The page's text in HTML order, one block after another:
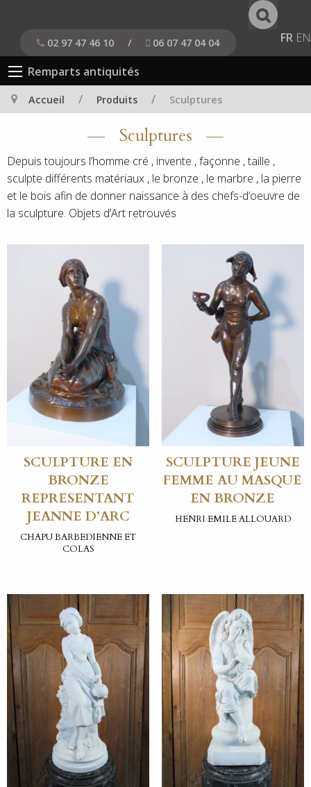
02 97 47 46 10 / 06 07 47 04 04 FR EN
Remparts antiquités
Accueil / Produits / Sculptures
Sculptures
Depuis toujours l’homme cré , invente , façonne , taille ,
sculpte différents matériaux , le bronze , le marbre , la pierre
et le bois afin de donner naissance à des chefs-d’oeuvre de
la sculpture. Objets d’Art retrouvés
SCULPTURE EN
BRONZE
REPRESENTANT
JEANNE D’ARC
CHAPU BARBEDIENNE ET
COLAS
SCULPTURE JEUNE
FEMME AU MASQUE
EN BRONZE
HENRI EMILE ALLOUARD